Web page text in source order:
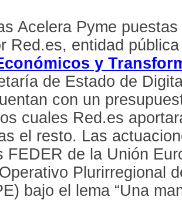
Acelera Pyme
Red.es, entidad
y
de Estado de
con un
cuales Red.es
el resto. Las
FEDER de la Unión
Plurirregional
bajo el lema “Una